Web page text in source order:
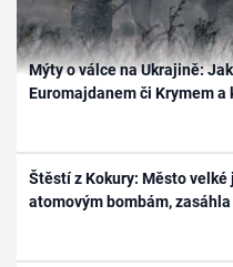
Mýty o válce na Ukrajině:
Euromajdanem či Krymem a
Štěstí z Kokury: Město
atomovým bombám,